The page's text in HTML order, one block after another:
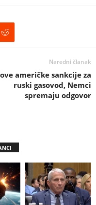
Naredni članak
američke sankcije za
ruski gasovod, Nemci
spremaju odgovor